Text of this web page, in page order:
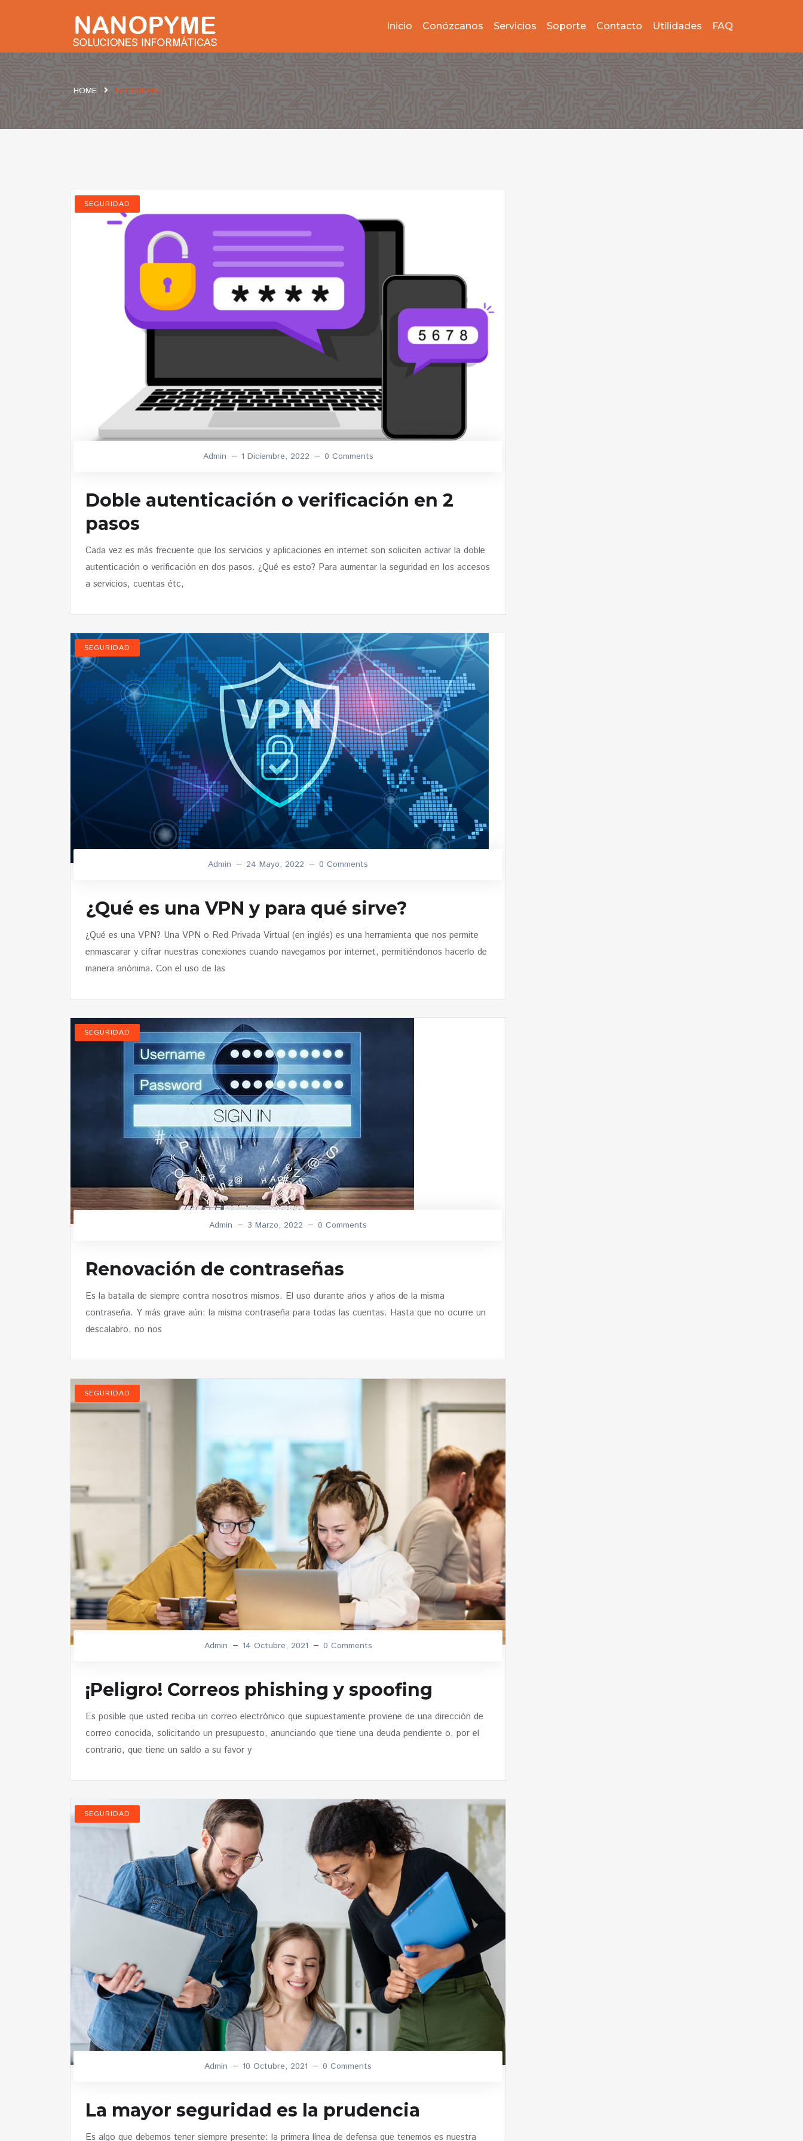
Inicio Conózcanos Servicios Soporte Contacto Utilidades FAQ
HOME SEGURIDAD
SEGURIDAD
Admin 1 Diciembre, 2022 0 Comments
Doble autenticación o verificación en 2
pasos
Cada vez es más frecuente que los servicios y aplicaciones en internet son soliciten activar la doble
autenticación o verificación en dos pasos. ¿Qué es esto? Para aumentar la seguridad en los accesos
a servicios, cuentas étc,
SEGURIDAD
Admin 24 Mayo, 2022 0 Comments
¿Qué es una VPN y para qué sirve?
¿Qué es una VPN? Una VPN o Red Privada Virtual (en inglés) es una herramienta que nos permite
enmascarar y cifrar nuestras conexiones cuando navegamos por internet, permitiéndonos hacerlo de
manera anónima. Con el uso de las
SEGURIDAD
Admin 3 Marzo, 2022 0 Comments
Renovación de contraseñas
Es la batalla de siempre contra nosotros mismos. El uso durante años y años de la misma
contraseña. Y más grave aún: la misma contraseña para todas las cuentas. Hasta que no ocurre un
descalabro, no nos
SEGURIDAD
Admin 14 Octubre, 2021 0 Comments
¡Peligro! Correos phishing y spoofing
Es posible que usted reciba un correo electrónico que supuestamente proviene de una dirección de
correo conocida, solicitando un presupuesto, anunciando que tiene una deuda pendiente o, por el
contrario, que tiene un saldo a su favor y
SEGURIDAD
Admin 10 Octubre, 2021 0 Comments
La mayor seguridad es la prudencia
Es algo que debemos tener siempre presente: la primera línea de defensa que tenemos es nuestra